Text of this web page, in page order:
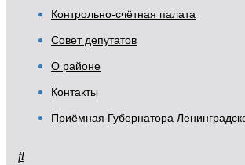
Контрольно-счётная палата
Совет депутатов
О районе
Контакты
Приёмная Губернатора